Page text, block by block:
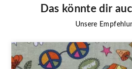
Das könnte dir
Unsere